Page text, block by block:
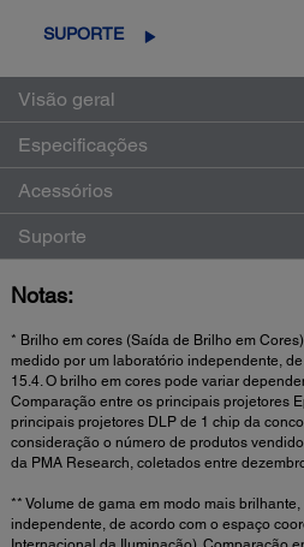
SUPORTE
Visão geral
Especificações
Acessórios
Suporte
Notas:
* Brilho em cores (Saída de Brilho em
medido por um laboratório independente,
15.4. O brilho em cores pode variar
Comparação entre os principais projetores
principais projetores DLP de 1 chip da
consideração o número de produtos
da PMA Research, coletados entre
** Volume de gama em modo mais
independente, de acordo com o espaço